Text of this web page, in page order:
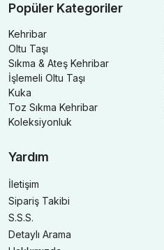
Popüler Kategoriler
Kehribar
Oltu Taşı
Sıkma & Ateş Kehribar
İşlemeli Oltu Taşı
Kuka
Toz Sıkma Kehribar
Koleksiyonluk
Yardım
İletişim
Sipariş Takibi
S.S.S.
Detaylı Arama